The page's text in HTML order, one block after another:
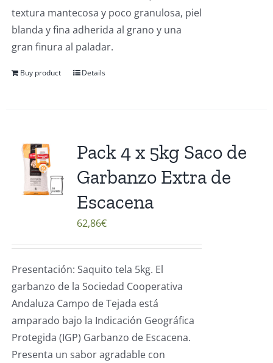
textura mantecosa y poco granulosa, piel
blanda y fina adherida al grano y una
gran finura al paladar.
Buy product Details
Pack 4 x 5kg Saco de
Garbanzo Extra de
Escacena
62,86€
Presentación: Saquito tela 5kg. El
garbanzo de la Sociedad Cooperativa
Andaluza Campo de Tejada está
amparado bajo la Indicación Geográfica
Protegida (IGP) Garbanzo de Escacena.
Presenta un sabor agradable con